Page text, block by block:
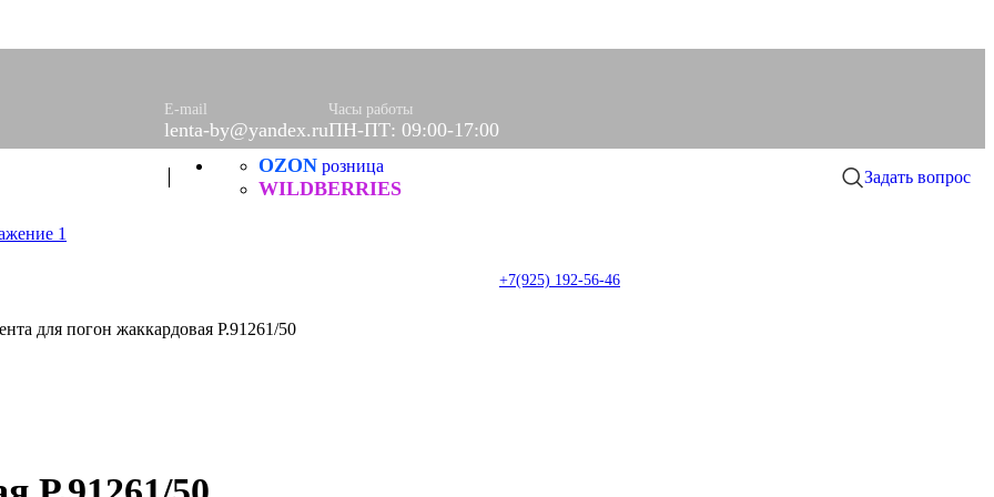
E-mail
lenta-by@yandex.ru
Часы работы
ПН-ПТ: 09:00-17:00
+7(925) 192-56-46
OZON розница
WILDBERRIES
Задать вопрос
для погон жаккардовая Р.91261/50